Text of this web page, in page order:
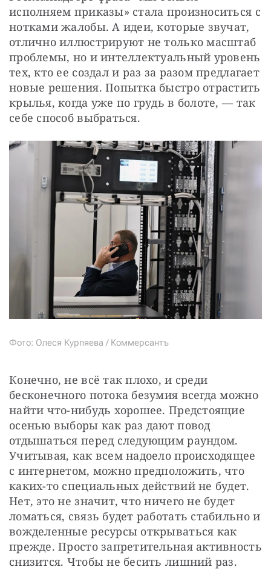
исполняем приказы» стала произноситься с
нотками жалобы. А идеи, которые звучат,
отлично иллюстрируют не только масштаб
проблемы, но и интеллектуальный уровень
тех, кто ее создал и раз за разом предлагает
новые решения. Попытка быстро отрастить
крылья, когда уже по грудь в болоте, — так
себе способ выбраться.
Фото: Олеся Курпяева / Коммерсантъ
Конечно, не всё так плохо, и среди
бесконечного потока безумия всегда можно
найти что-нибудь хорошее. Предстоящие
осенью выборы как раз дают повод
отдышаться перед следующим раундом.
Учитывая, как всем надоело происходящее
с интернетом, можно предположить, что
каких-то специальных действий не будет.
Нет, это не значит, что ничего не будет
ломаться, связь будет работать стабильно и
вожделенные ресурсы открываться как
прежде. Просто запретительная активность
снизится. Чтобы не бесить лишний раз.